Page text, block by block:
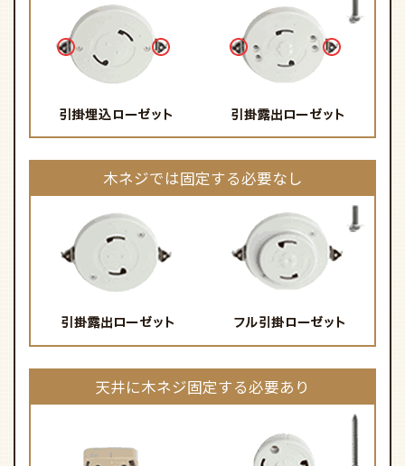
木ネジでは固定する必要なし
天井に木ネジ固定する必要あり